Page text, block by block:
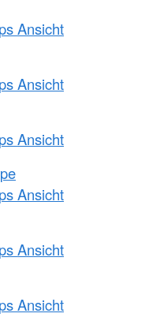
Ansicht
Ansicht
Ansicht
Ansicht
Ansicht
Ansicht